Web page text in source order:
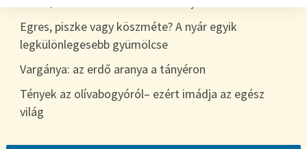
Egres, piszke vagy köszméte? A nyár egyik
legkülönlegesebb gyümölcse
Vargánya: az erdő aranya a tányéron
Tények az olívabogyóról– ezért imádja az egész
világ